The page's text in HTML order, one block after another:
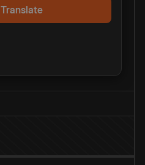
Translate